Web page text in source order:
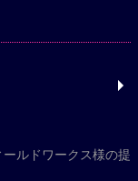
ルドワークス様の提